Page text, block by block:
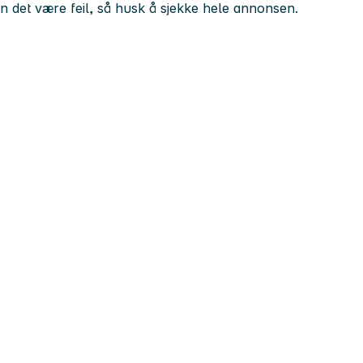
det være feil, så husk å sjekke hele annonsen.